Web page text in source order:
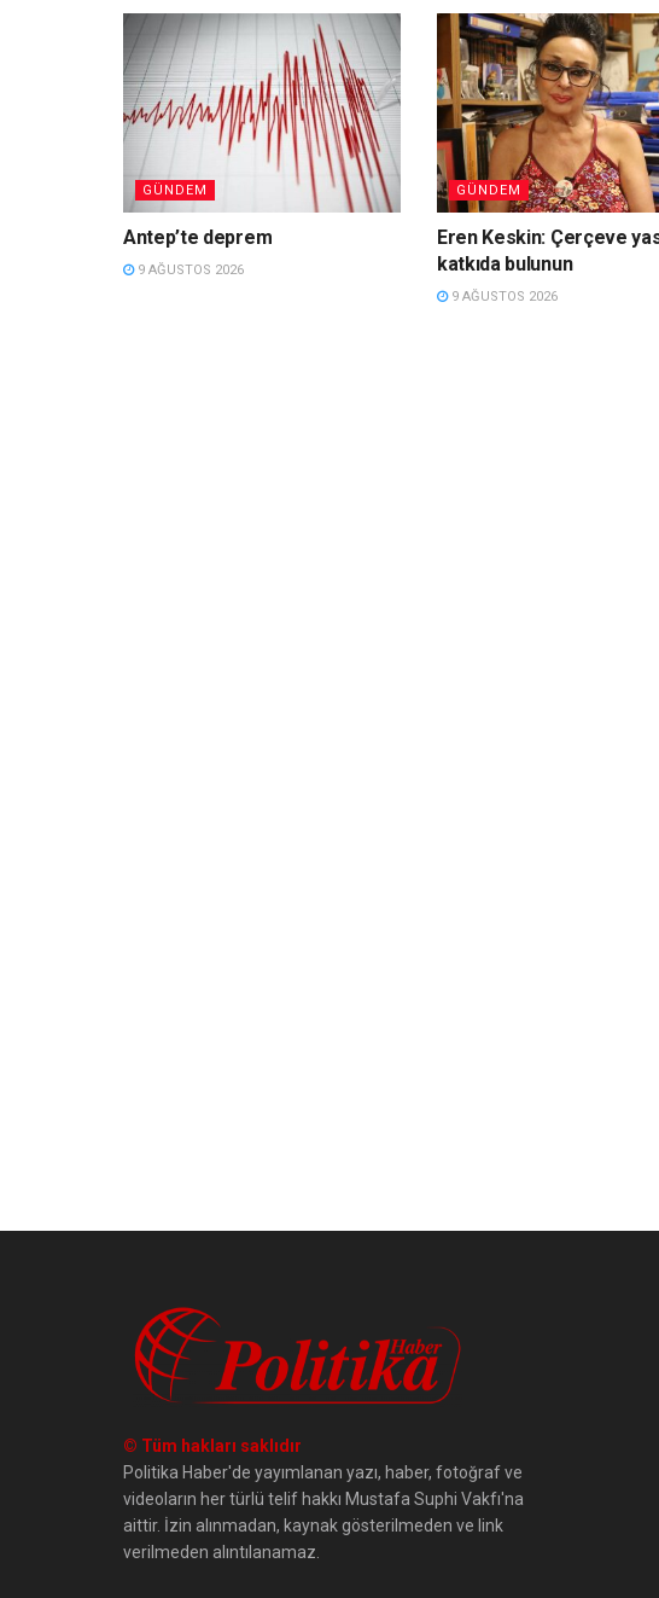
GÜNDEM
Antep’te deprem
9 AĞUSTOS 2026
GÜNDEM
Eren Keskin: Çerçeve
katkıda bulunun
9 AĞUSTOS 2026
© Tüm hakları saklıdır
Politika Haber'de yayımlanan yazı, haber, fotoğraf ve
videoların her türlü telif hakkı Mustafa Suphi Vakfı'na
aittir. İzin alınmadan, kaynak gösterilmeden ve link
verilmeden alıntılanamaz.